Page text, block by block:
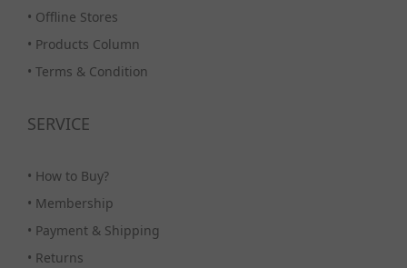
• Offline Stores
• Products Column
• Terms & Condition
SERVICE
• How to Buy?
• Membership
• Payment & Shipping
• Returns